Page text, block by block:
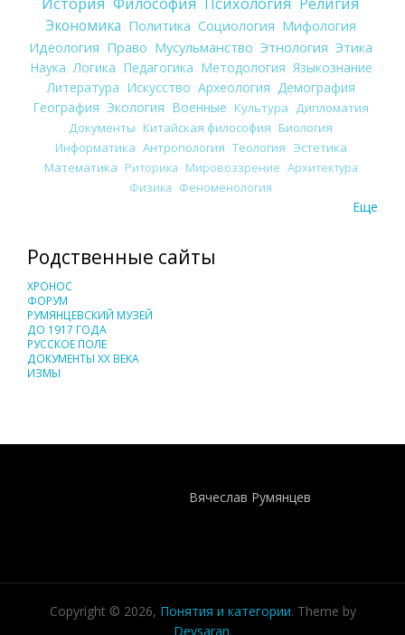
Экономика Политика Социология Мифология
Идеология Право Мусульманство Этнология Этика
Наука Логика Педагогика Методология Языкознание
Литература Искусство Археология Демография
География Экология Военные Культура
Дипломатия
Документы Китайская философия Биология
Информатика Антропология Теология Эстетика
Математика Риторика Мировоззрение Архитектура
Физика Феноменология
Еще
Родственные сайты
ХРОНОС
ФОРУМ
РУМЯНЦЕВСКИЙ МУЗЕЙ
ДО 1917 ГОДА
РУССКОЕ ПОЛЕ
ДОКУМЕНТЫ XX ВЕКА
ИЗМЫ
Вячеслав Румянцев
Copyright © 2026, Понятия и категории. Theme by
Devsaran.